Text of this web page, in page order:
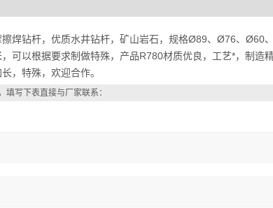
焊钻杆，优质水井钻杆，矿山岩石，规格Ø89、Ø76、Ø60
可以根据要求制做特殊，产品R780材质优良，工艺*，制造
，特殊，欢迎合作。
写下表直接与厂家联系：